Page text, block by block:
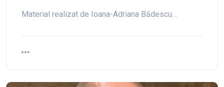
Material realizat de Ioana-Adriana Bădescu…